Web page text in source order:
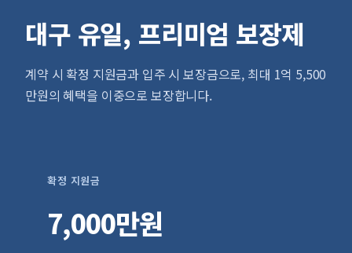
대구 유일, 프리미엄 보장제
계약 시 확정 지원금과 입주 시 보장금으로, 최대 1억 5,500
만원의 혜택을 이중으로 보장합니다.
확정 지원금
7,000만원